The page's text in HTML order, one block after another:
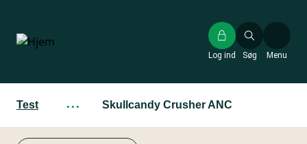
hovedindhold
Søg
Log ind Menu
Test ··· Skullcandy Crusher ANC